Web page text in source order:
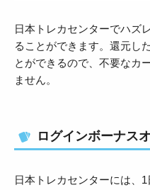
日本トレカセンターでハズ
ることができます。還元し
とができるので、不要なカ
ません。
ログインボーナス
日本トレカセンターには、